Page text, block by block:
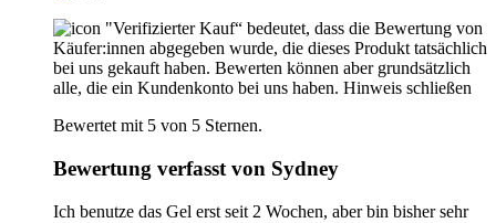
"Verifizierter Kauf“ bedeutet, dass die Bewertung von
Käufer:innen abgegeben wurde, die dieses Produkt tatsächlich
bei uns gekauft haben. Bewerten können aber grundsätzlich
alle, die ein Kundenkonto bei uns haben. Hinweis schließen
Bewertet mit 5 von 5 Sternen.
Bewertung verfasst von Sydney
Ich benutze das Gel erst seit 2 Wochen, aber bin bisher sehr